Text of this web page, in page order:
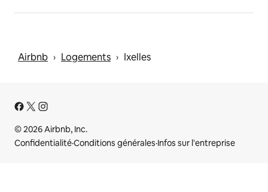
Airbnb › Logements › Ixelles
© 2026 Airbnb, Inc.
Confidentialité·Conditions générales·Infos sur l'entreprise